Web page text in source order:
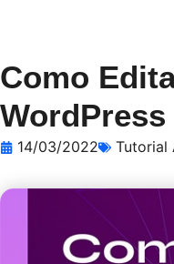
Como
WordPress
14/03/2022 Tutorial